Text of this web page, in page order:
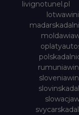
livignotunel.pl